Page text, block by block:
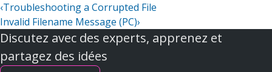
‹Troubleshooting a Corrupted File
Invalid Filename Message (PC)›
Discutez avec des experts, apprenez et
partagez des idées